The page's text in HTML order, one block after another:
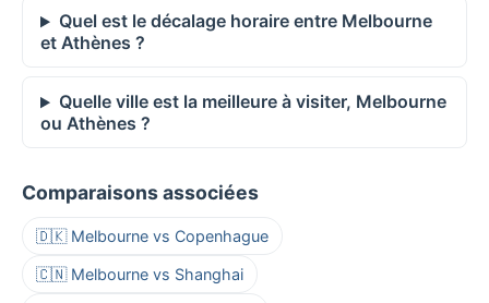
Quel est le décalage horaire entre Melbourne
et Athènes ?
Quelle ville est la meilleure à visiter, Melbourne
ou Athènes ?
Comparaisons associées
🇩🇰 Melbourne vs Copenhague
🇨🇳 Melbourne vs Shanghai